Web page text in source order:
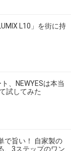
L10」を街に持
、NEWYESは本当
試してみた
で旨い！ 自家製の
、3ステップのワン